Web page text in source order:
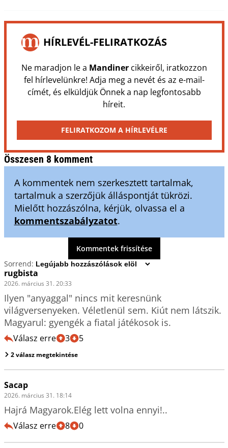
HÍRLEVÉL-FELIRATKOZÁS
Ne maradjon le a Mandinercikkeiről, iratkozzon
fel hírlevelünkre! Adja meg a nevét és az e-mail-
címét, és elküldjük Önnek a nap legfontosabb
híreit.
FELIRATKOZOM A HÍRLEVÉLRE
Összesen 8 komment
A kommentek nem szerkesztett tartalmak,
tartalmuk a szerzőjük álláspontját tükrözi.
Mielőtt hozzászólna, kérjük, olvassa el a
kommentszabályzatot.
Kommentek frissítése
Sorrend:
rugbista
2026. március 31. 20:33
Ilyen "anyaggal" nincs mit keresnünk
világversenyeken. Véletlenül sem. Kiút nem látszik.
Magyarul: gyengék a fiatal játékosok is.
Válasz erre 3 5
2 válasz megtekintése
Sacap
2026. március 31. 18:14
Hajrá Magyarok.Elég lett volna ennyi!..
Válasz erre 8 0